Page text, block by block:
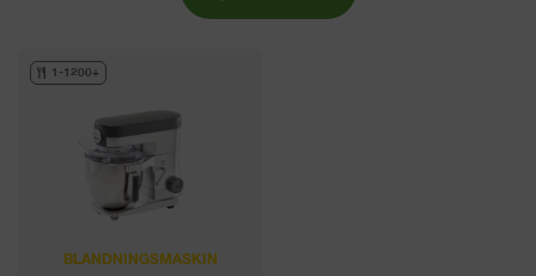
1-1200+
BLANDNINGSMASKIN